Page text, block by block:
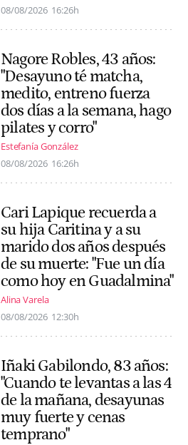
08/08/2026 16:26h
Nagore Robles, 43 años:
"Desayuno té matcha,
medito, entreno fuerza
dos días a la semana, hago
pilates y corro"
Estefanía González
08/08/2026 16:26h
Cari Lapique recuerda a
su hija Caritina y a su
marido dos años después
de su muerte: "Fue un día
como hoy en Guadalmina"
Alina Varela
08/08/2026 12:30h
Iñaki Gabilondo, 83 años:
"Cuando te levantas a las 4
de la mañana, desayunas
muy fuerte y cenas
temprano"